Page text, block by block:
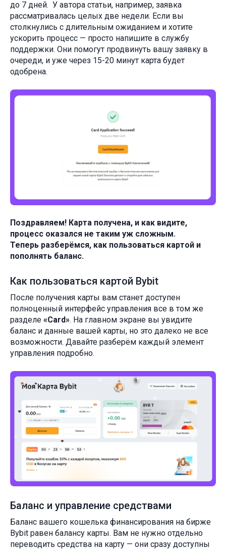
до 7 дней. У автора статьи, например, заявка
рассматривалась целых две недели. Если вы
столкнулись с длительным ожиданием и хотите
ускорить процесс — просто напишите в службу
поддержки. Они помогут продвинуть вашу заявку в
очереди, и уже через 15-20 минут карта будет
одобрена.
Поздравляем! Карта получена, и как видите,
процесс оказался не таким уж сложным.
Теперь разберёмся, как пользоваться картой и
пополнять баланс.
Как пользоваться картой Bybit
После получения карты вам станет доступен
полноценный интерфейс управления все в том же
разделе «Card». На главном экране вы увидите
баланс и данные вашей карты, но это далеко не все
возможности. Давайте разберём каждый элемент
управления подробно.
Баланс и управление средствами
Баланс вашего кошелька финансирования на бирже
Bybit равен балансу карты. Вам не нужно отдельно
переводить средства на карту — они сразу доступны